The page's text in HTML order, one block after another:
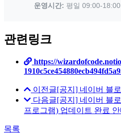
운영시간: 평일 09:00-
관련링크
https://
이전글[공지] 네이버 블
다음글[공지] 네이버 블
프로그램) 업데이트 완료 안
목록